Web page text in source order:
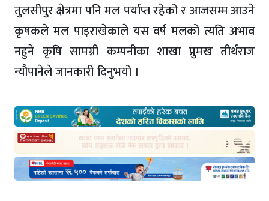
तुलसीपुर क्षेत्रमा पनि मल पर्याप्त रहेको र आजसम्म आउने
कृषकले मल पाइराखेकाले यस वर्ष मलको त्यति अभाव
नहुने कृषि सामग्री कम्पनीका शाखा प्रुमख तीर्थराज
न्यौपानेले जानकारी दिनुभयो ।